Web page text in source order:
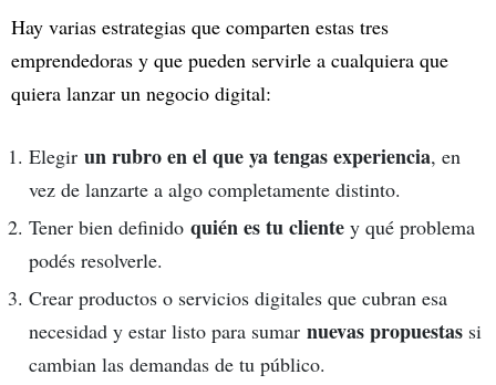
Hay varias estrategias que comparten estas tres
emprendedoras y que pueden servirle a cualquiera que
quiera lanzar un negocio digital:
Elegir un rubro en el que ya tengas experiencia, en
vez de lanzarte a algo completamente distinto.
Tener bien definido quién es tu cliente y qué problema
podés resolverle.
Crear productos o servicios digitales que cubran esa
necesidad y estar listo para sumar nuevas propuestas si
cambian las demandas de tu público.